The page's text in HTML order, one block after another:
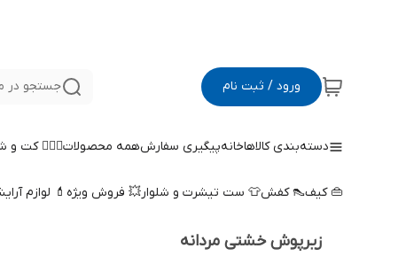
ورود / ثبت نام جستجو در
دسته‌بندی کالاهاخانهپیگیری سفارشهمه محصولات🤵🏻‍♀️ کت و
👜 کیف👠 کفش👕 ست تیشرت و شلوار💥 فروش ویژه 💄 لوازم
زیرپوش خشتی مردانه